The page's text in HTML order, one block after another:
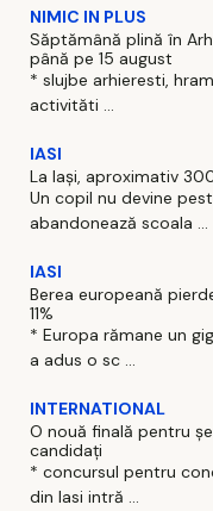
NIMIC IN PLUS
Săptămână plină în
până pe 15 august
* slujbe arhieresti,
activităti ...
IASI
La Iași, aproximativ
Un copil nu devine
abandonează scoala ...
IASI
Berea europeană
11%
* Europa rămane un
a adus o sc ...
INTERNATIONAL
O nouă finală pentru
candidați
* concursul pentru
din Iasi intră ...